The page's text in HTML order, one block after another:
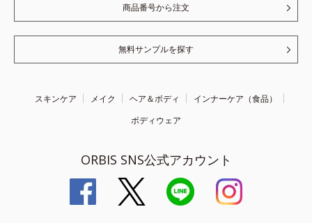
商品番号から注文
無料サンプルを探す
スキンケア メイク ヘア＆ボディ
インナーケア（食品）
ボディウェア
ORBIS SNS公式アカウント